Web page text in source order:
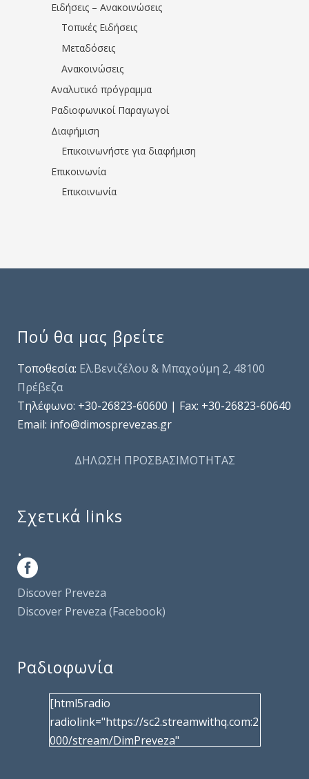
Ειδήσεις – Ανακοινώσεις
Τοπικές Ειδήσεις
Μεταδόσεις
Ανακοινώσεις
Αναλυτικό πρόγραμμα
Ραδιοφωνικοί Παραγωγοί
Διαφήμιση
Επικοινωνήστε για διαφήμιση
Επικοινωνία
Επικοινωνία
Πού θα μας βρείτε
Τοποθεσία: Ελ.Βενιζέλου & Μπαχούμη 2, 48100
Πρέβεζα
Τηλέφωνo: +30-26823-60600 | Fax: +30-26823-60640
Email: info@dimosprevezas.gr
ΔΗΛΩΣΗ ΠΡΟΣΒΑΣΙΜΟΤΗΤΑΣ
Σχετικά links
.
Discover Preveza
Discover Preveza (Facebook)
Ραδιοφωνία
[html5radio
radiolink="https://sc2.streamwithq.com:2
000/stream/DimPreveza"